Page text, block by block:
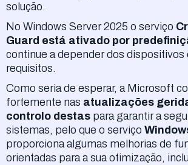
solução.
No Windows Server 2025 o serviço
Guard está ativado por
continue a depender dos dispositivos
requisitos.
Como seria de esperar, a Microsoft
fortemente nas atualizações
controlo destas para garantir a
sistemas, pelo que o serviço
proporciona algumas melhorias de
orientadas para a sua otimização,